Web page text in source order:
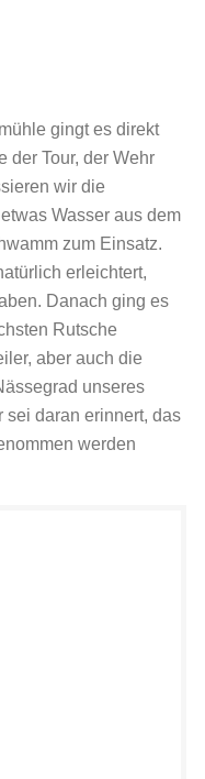
gingt es direkt
der Tour, der Wehr
wir die
Wasser aus dem
zum Einsatz.
erleichtert,
Danach ging es
Rutsche
aber auch die
unseres
sei daran erinnert, das
werden